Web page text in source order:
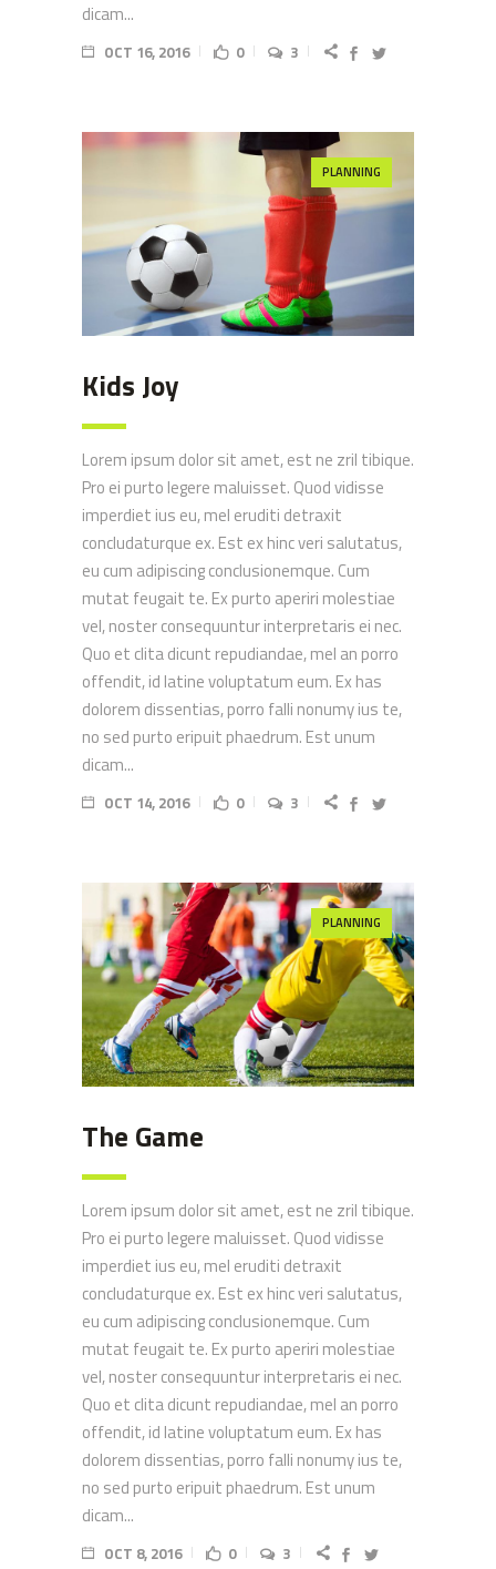
dicam...
OCT 16, 2016 0 3
PLANNING
Kids Joy
Lorem ipsum dolor sit amet, est ne zril tibique.
Pro ei purto legere maluisset. Quod vidisse
imperdiet ius eu, mel eruditi detraxit
concludaturque ex. Est ex hinc veri salutatus,
eu cum adipiscing conclusionemque. Cum
mutat feugait te. Ex purto aperiri molestiae
vel, noster consequuntur interpretaris ei nec.
Quo et clita dicunt repudiandae, mel an porro
offendit, id latine voluptatum eum. Ex has
dolorem dissentias, porro falli nonumy ius te,
no sed purto eripuit phaedrum. Est unum
dicam...
OCT 14, 2016 0 3
PLANNING
The Game
Lorem ipsum dolor sit amet, est ne zril tibique.
Pro ei purto legere maluisset. Quod vidisse
imperdiet ius eu, mel eruditi detraxit
concludaturque ex. Est ex hinc veri salutatus,
eu cum adipiscing conclusionemque. Cum
mutat feugait te. Ex purto aperiri molestiae
vel, noster consequuntur interpretaris ei nec.
Quo et clita dicunt repudiandae, mel an porro
offendit, id latine voluptatum eum. Ex has
dolorem dissentias, porro falli nonumy ius te,
no sed purto eripuit phaedrum. Est unum
dicam...
OCT 8, 2016 0 3